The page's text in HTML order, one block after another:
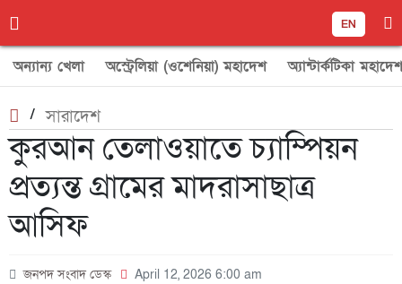
EN
অন্যান্য খেলা অস্ট্রেলিয়া (ওশেনিয়া) মহাদেশ অ্যান্টার্কটিকা মহাদেশ
/সারাদেশ
কুরআন তেলাওয়াতে চ্যাম্পিয়ন
প্রত্যন্ত গ্রামের মাদরাসাছাত্র
আসিফ
জনপদ সংবাদ ডেস্ক April 12, 2026 6:00 am